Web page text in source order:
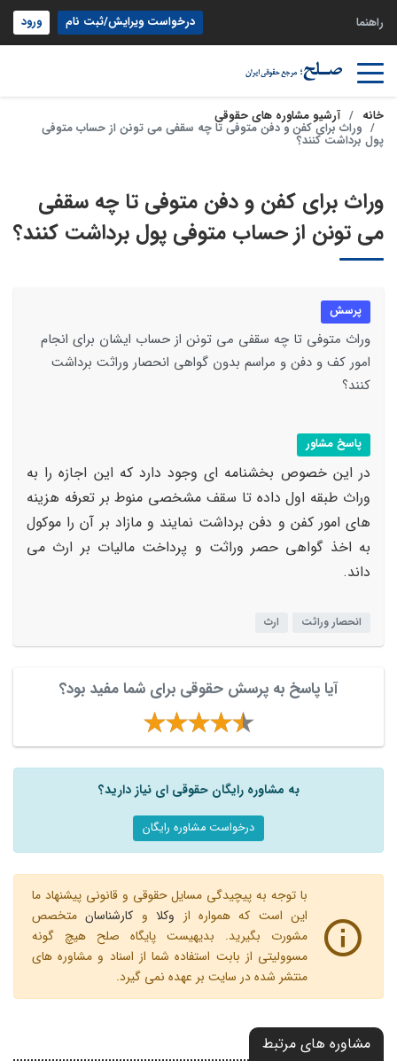
راهنما درخواست ویرایش/ثبت نام ورود
خانه آرشیو مشاوره های حقوقی
وراث برای کفن و دفن متوفی تا چه سقفی می تونن از حساب متوفی
پول برداشت کنند؟
وراث برای کفن و دفن متوفی تا چه سقفی
می تونن از حساب متوفی پول برداشت کنند؟
پرسش
وراث متوفی تا چه سقفی می تونن از حساب ایشان برای انجام
امور کف و دفن و مراسم بدون گواهی انحصار وراثت برداشت
کنند؟
پاسخ مشاور
در این خصوص بخشنامه ای وجود دارد که این اجازه را به
وراث طبقه اول داده تا سقف مشخصی منوط بر تعرفه هزینه
های امور کفن و دفن برداشت نمایند و مازاد بر آن را موکول
به اخذ گواهی حصر وراثت و پرداخت مالیات بر ارث می
داند.
انحصار وراثت ارث
آیا پاسخ به پرسش حقوقی برای شما مفید بود؟
به مشاوره رایگان حقوقی ای نیاز دارید؟
درخواست مشاوره رایگان
با توجه به پیچیدگی مسایل حقوقی و قانونی پیشنهاد ما
این است که همواره از وکلاو کارشناسانمتخصص
مشورت بگیرید. بدیهیست پایگاه صلح هیچ گونه
مسوولیتی از بابت استفاده شما از اسناد و مشاوره های
منتشر شده در سایت بر عهده نمی گیرد.
مشاوره های مرتبط